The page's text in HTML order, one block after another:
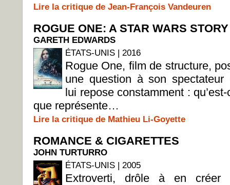
Lire la critique de Jean-François Vandeuren
ROGUE ONE: A STAR WARS STORY
GARETH EDWARDS
ÉTATS-UNIS | 2016
Rogue One, film de structure,
une question à son spectateur
lui repose constamment : qu’est-
que représente…
Lire la critique de Mathieu Li-Goyette
ROMANCE & CIGARETTES
JOHN TURTURRO
ÉTATS-UNIS | 2005
Extroverti, drôle à en créer